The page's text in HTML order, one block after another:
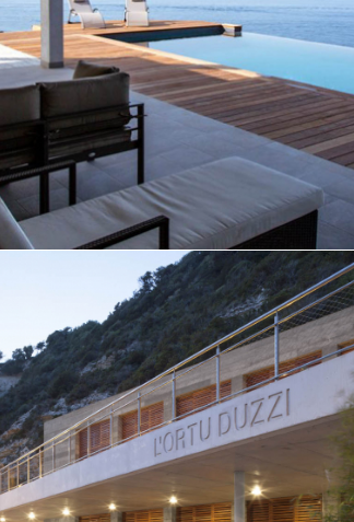
Villa individuelle à Porto-Vecchio
vue Golfe
Prud’homie de Bonifacio